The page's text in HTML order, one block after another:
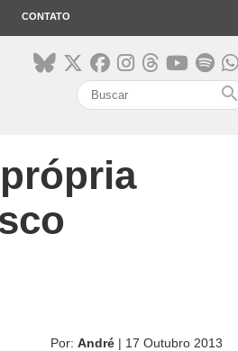
CONTATO
search
Por: André| 17 Outubro 2013